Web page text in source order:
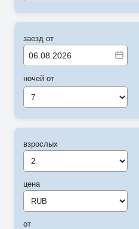
заезд от
ночей от
7
взрослых
цена
от